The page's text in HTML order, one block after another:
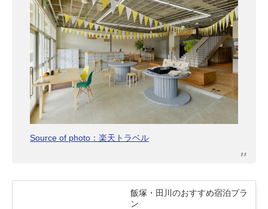
Source of photo：楽天トラベル
飯塚・田川のおすすめ宿泊プラ
ン